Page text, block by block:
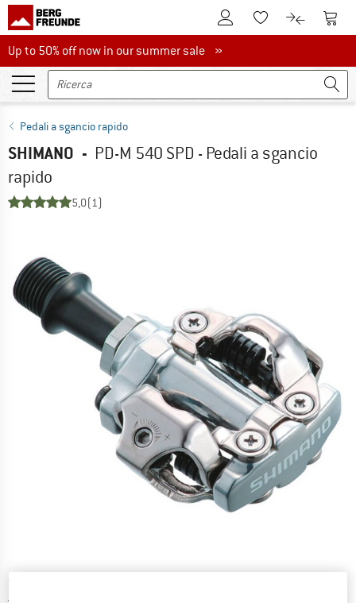
Al conto clienteAlla lista
Al Al
Up to 50% off now in our summer sale
Up to 50% off now in our summer sale »
Pedali a sgancio rapido
SHIMANO - PD-M 540 SPD - Pedali a sgancio
rapido
5,0(1)